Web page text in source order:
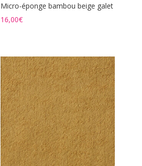
Micro-éponge bambou beige galet
16,00€